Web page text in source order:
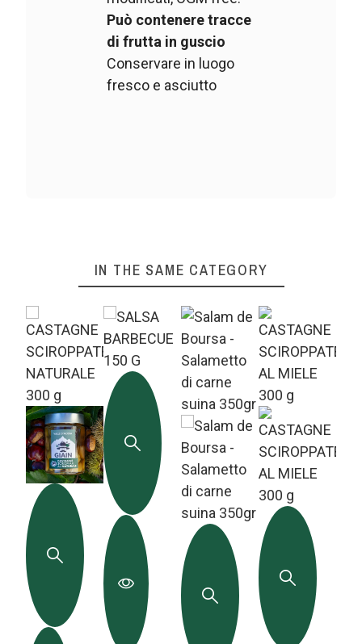
Può contenere tracce
di frutta in guscio
Conservare in luogo
fresco e asciutto
IN THE SAME CATEGORY